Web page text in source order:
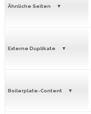
Ähnliche Seiten
Externe Duplikate
Boilerplate-Content